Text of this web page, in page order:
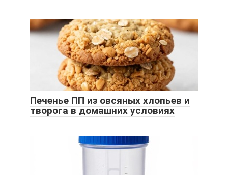
Печенье ПП из овсяных хлопьев и
творога в домашних условиях